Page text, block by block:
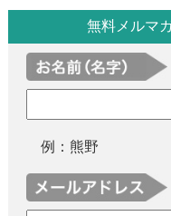
無料メルマ
例：熊野